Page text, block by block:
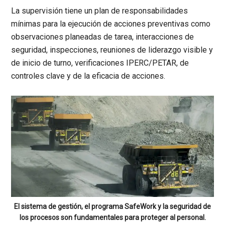
La supervisión tiene un plan de responsabilidades
mínimas para la ejecución de acciones preventivas como
observaciones planeadas de tarea, interacciones de
seguridad, inspecciones, reuniones de liderazgo visible y
de inicio de turno, verificaciones IPERC/PETAR, de
controles clave y de la eficacia de acciones.
El sistema de gestión, el programa SafeWork y la seguridad de
los procesos son fundamentales para proteger al personal.